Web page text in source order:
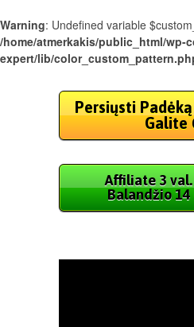
Warning: Undefined variable
/home/atmerkakis/public_html/wp-
expert/lib/
Persiųsti
Galite
Affiliate 3
Balandžio 14